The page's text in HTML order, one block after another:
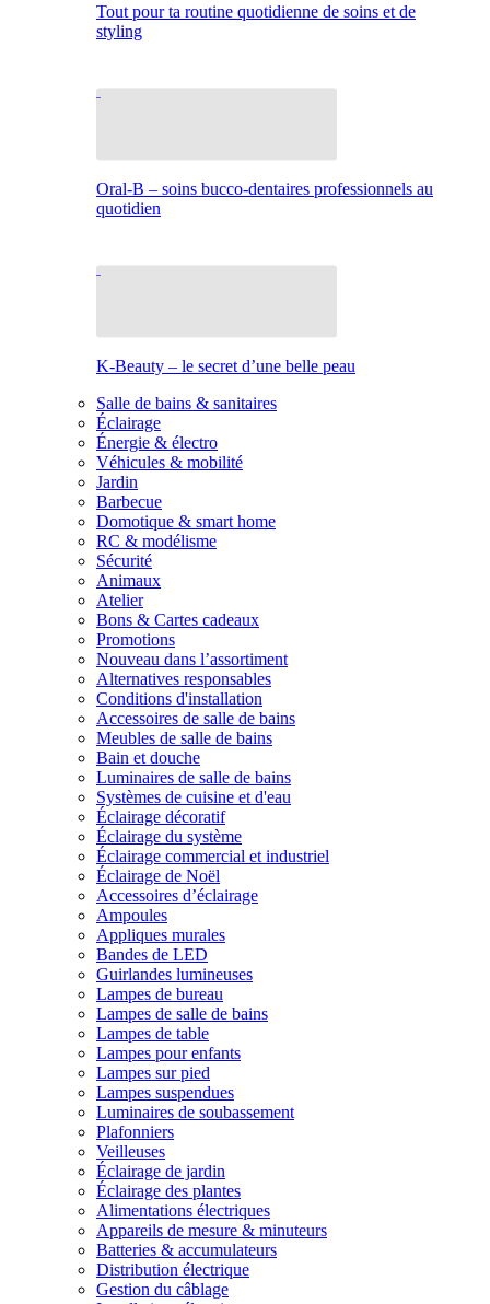
Tout pour ta routine quotidienne de soins et de
styling
Oral-B – soins bucco-dentaires professionnels au
quotidien
K-Beauty – le secret d’une belle peau
Salle de bains & sanitaires
Éclairage
Énergie & électro
Véhicules & mobilité
Jardin
Barbecue
Domotique & smart home
RC & modélisme
Sécurité
Animaux
Atelier
Bons & Cartes cadeaux
Promotions
Nouveau dans l’assortiment
Alternatives responsables
Conditions d'installation
Accessoires de salle de bains
Meubles de salle de bains
Bain et douche
Luminaires de salle de bains
Systèmes de cuisine et d'eau
Éclairage décoratif
Éclairage du système
Éclairage commercial et industriel
Éclairage de Noël
Accessoires d’éclairage
Ampoules
Appliques murales
Bandes de LED
Guirlandes lumineuses
Lampes de bureau
Lampes de salle de bains
Lampes de table
Lampes pour enfants
Lampes sur pied
Lampes suspendues
Luminaires de soubassement
Plafonniers
Veilleuses
Éclairage de jardin
Éclairage des plantes
Alimentations électriques
Appareils de mesure & minuteurs
Batteries & accumulateurs
Distribution électrique
Gestion du câblage